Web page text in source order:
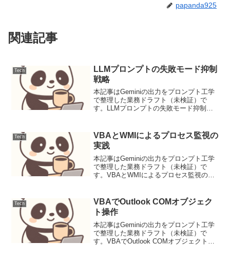
papanda925
関連記事
Tech
LLMプロンプトの失敗モード抑制
戦略
本記事はGeminiの出力をプロンプト工学
で整理した業務ドラフト（未検証）で
す。LLMプロンプトの失敗モード抑制戦
おけるLLMのプロンプト設計を想定しま
す。ユーザーか...
Tech
VBAとWMIによるプロセス監視の
実践
本記事はGeminiの出力をプロンプト工学
で整理した業務ドラフト（未検証）で
す。VBAとWMIによるプロセス監視の実
管理において、実行中のプロセスを監視
することは...
Tech
VBAでOutlook COMオブジェク
ト操作
本記事はGeminiの出力をプロンプト工学
で整理した業務ドラフト（未検証）で
す。VBAでOutlook COMオブジェクト操